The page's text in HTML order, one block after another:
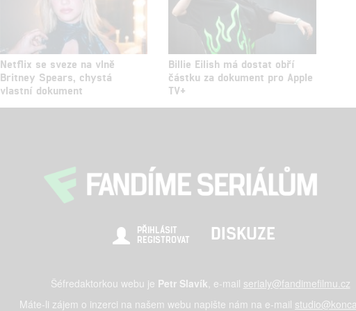
Netflix se sveze na vlně
Britney Spears, chystá
vlastní dokument
Billie Eilish má dostat obří
částku za dokument pro Apple
TV+
PŘIHLÁSIT
REGISTROVAT
DISKUZE
Šéfredaktorkou webu je Petr Slavík , e-mail serialy@fandimefilmu.cz
Máte-li zájem o inzerci na našem webu napište nám na e-mail